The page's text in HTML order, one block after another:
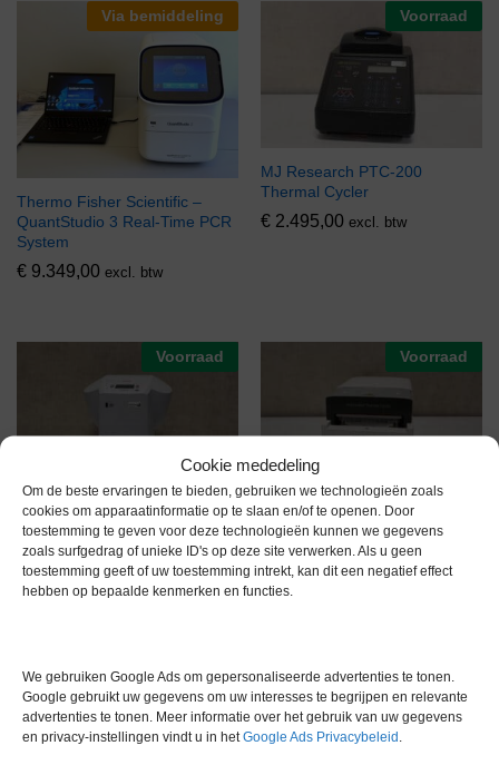
Cookie mededeling
Om de beste ervaringen te bieden, gebruiken we technologieën zoals
cookies om apparaatinformatie op te slaan en/of te openen. Door
toestemming te geven voor deze technologieën kunnen we gegevens
zoals surfgedrag of unieke ID's op deze site verwerken. Als u geen
toestemming geeft of uw toestemming intrekt, kan dit een negatief effect
hebben op bepaalde kenmerken en functies.
We gebruiken Google Ads om gepersonaliseerde advertenties te tonen.
Google gebruikt uw gegevens om uw interesses te begrijpen en relevante
advertenties te tonen. Meer informatie over het gebruik van uw gegevens
en privacy-instellingen vindt u in hetGoogle Ads Privacybeleid .
Via bemiddeling
Thermo Fisher Scientific –
QuantStudio 3 Real-Time PCR
System
€ 9.349,00 excl. btw
Voorraad
MJ Research PTC-200
Thermal Cycler
€ 2.495,00 excl. btw
Voorraad
Thermo PikoReal 24 Real Time
PCR Systeem
€ 5.990,00 excl. btw
Voorraad
Applied Biosystems ATC 96
Well Blok
€ 5.995,00 excl. btw